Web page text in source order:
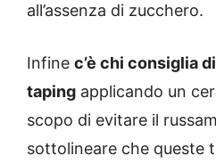
all’assenza di zucchero.
Infine c’è chi consiglia
taping applicando un
scopo di evitare il
sottolineare che queste